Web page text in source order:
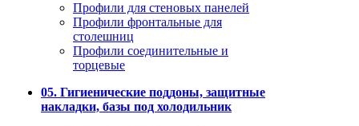
Профили для стеновых панелей
Профили фронтальные для
столешниц
Профили соединительные и
торцевые
05. Гигиенические поддоны, защитные
накладки, базы под холодильник